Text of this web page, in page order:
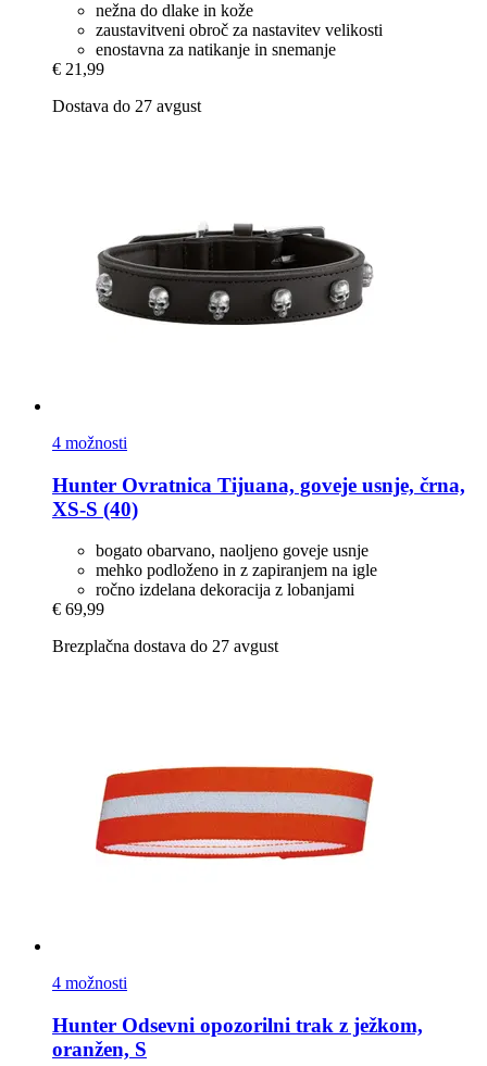
nežna do dlake in kože
zaustavitveni obroč za nastavitev velikosti
enostavna za natikanje in snemanje
€ 21,99
Dostava do 27 avgust
4 možnosti
Hunter Ovratnica Tijuana, goveje usnje, črna,
XS-​S (40)
bogato obarvano, naoljeno goveje usnje
mehko podloženo in z zapiranjem na igle
ročno izdelana dekoracija z lobanjami
€ 69,99
Brezplačna dostava do 27 avgust
4 možnosti
Hunter Odsevni opozorilni trak z ježkom,
oranžen, S